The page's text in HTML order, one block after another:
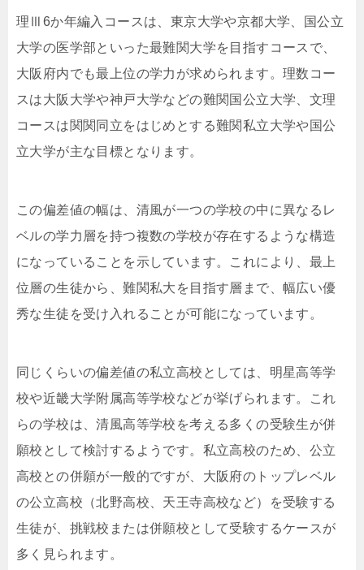
理Ⅲ6か年編入コースは、東京大学や京都大学、国公立
大学の医学部といった最難関大学を目指すコースで、
大阪府内でも最上位の学力が求められます。理数コー
スは大阪大学や神戸大学などの難関国公立大学、文理
コースは関関同立をはじめとする難関私立大学や国公
立大学が主な目標となります。
この偏差値の幅は、清風が一つの学校の中に異なるレ
ベルの学力層を持つ複数の学校が存在するような構造
になっていることを示しています。これにより、最上
位層の生徒から、難関私大を目指す層まで、幅広い優
秀な生徒を受け入れることが可能になっています。
同じくらいの偏差値の私立高校としては、明星高等学
校や近畿大学附属高等学校などが挙げられます。これ
らの学校は、清風高等学校を考える多くの受験生が併
願校として検討するようです。私立高校のため、公立
高校との併願が一般的ですが、大阪府のトップレベル
の公立高校（北野高校、天王寺高校など）を受験する
生徒が、挑戦校または併願校として受験するケースが
多く見られます。